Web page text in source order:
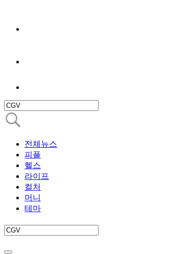
전체뉴스
피플
헬스
라이프
컬처
머니
테마